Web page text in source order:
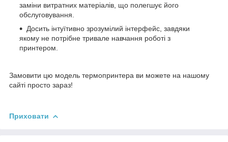
заміни витратних матеріалів, що полегшує його
обслуговування.
Досить інтуїтивно зрозумілий інтерфейс, завдяки
якому не потрібне тривале навчання роботі з
принтером.
Замовити цю модель термопринтера ви можете на нашому
сайті просто зараз!
Приховати